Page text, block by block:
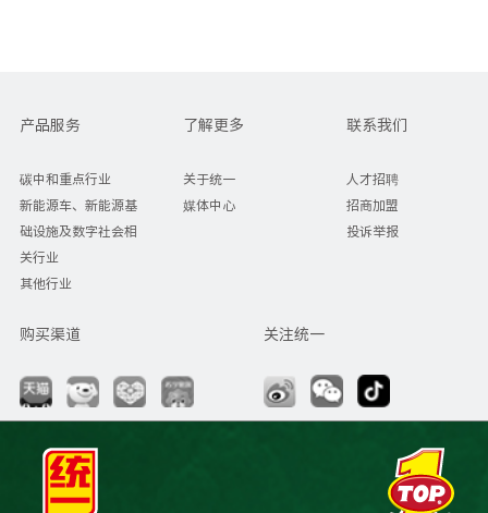
产品服务
碳中和重点行业
新能源车、新能源基
础设施及数字社会相
关行业
其他行业
了解更多
关于统一
媒体中心
联系我们
人才招聘
招商加盟
投诉举报
购买渠道 关注统一